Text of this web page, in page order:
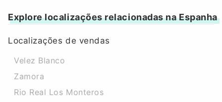
Explore localizações relacionadas na Espanha
Localizações de vendas
Velez Blanco
Zamora
Rio Real Los Monteros